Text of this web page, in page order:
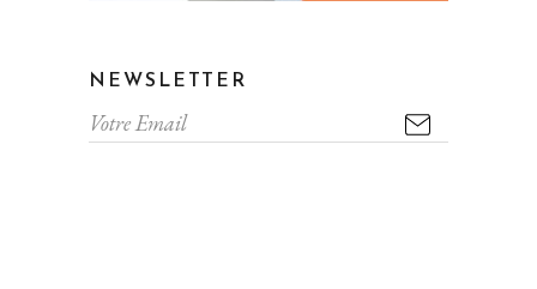
NEWSLETTER